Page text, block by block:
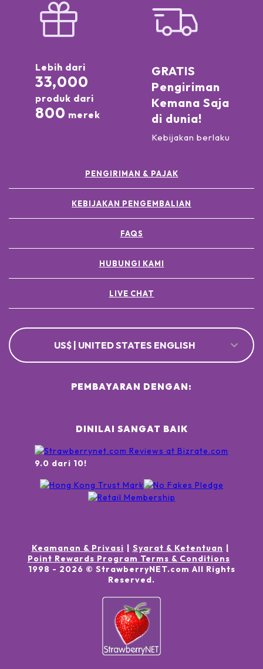
Lebih dari
33,000
produk dari
800 merek
GRATIS
Pengiriman
Kemana Saja
di dunia!
Kebijakan berlaku
PENGIRIMAN & PAJAK
KEBIJAKAN PENGEMBALIAN
FAQS
HUBUNGI KAMI
LIVE CHAT
US$ | UNITED STATES ENGLISH
DINILAI SANGAT BAIK
9.0 dari 10!
PEMBAYARAN DENGAN:
Keamanan & Privasi
Syarat & Ketentuan
Point Rewards Program Terms & Conditions
1998 - 2026 © StrawberryNET.com All Rights
Reserved.